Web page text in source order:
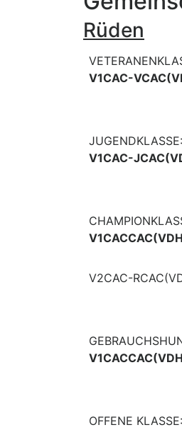
Rüden
V1CAC-
JUGENDKLASSE:
V1CAC-
V2CAC-
OFFENE KLASSE: